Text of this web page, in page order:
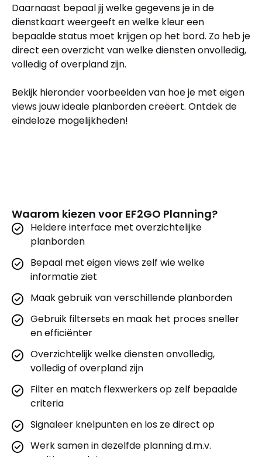
Daarnaast bepaal jij welke gegevens je in de
dienstkaart weergeeft en welke kleur een
bepaalde status moet krijgen op het bord. Zo heb je
direct een overzicht van welke diensten onvolledig,
volledig of overpland zijn.
Bekijk hieronder voorbeelden van hoe je met eigen
views jouw ideale planborden creëert. Ontdek de
eindeloze mogelijkheden!
Waarom kiezen voor EF2GO Planning?
Heldere interface met overzichtelijke
planborden
Bepaal met eigen views zelf wie welke
informatie ziet
Maak gebruik van verschillende planborden
Gebruik filtersets en maak het proces sneller
en efficiënter
Overzichtelijk welke diensten onvolledig,
volledig of overpland zijn
Filter en match flexwerkers op zelf bepaalde
criteria
Signaleer knelpunten en los ze direct op
Werk samen in dezelfde planning d.m.v.